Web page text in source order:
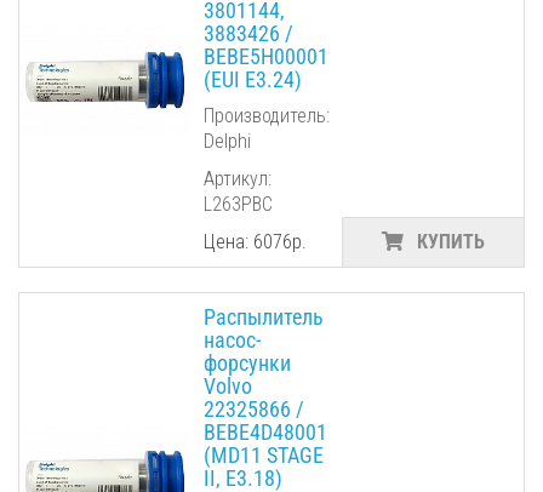
3801144,
3883426 /
BEBE5H00001
(EUI E3.24)
Производитель:
Delphi
Артикул:
L263PBC
Цена: 6076р.
КУПИТЬ
Распылитель
насос-
форсунки
Volvo
22325866 /
BEBE4D48001
(MD11 STAGE
II, E3.18)